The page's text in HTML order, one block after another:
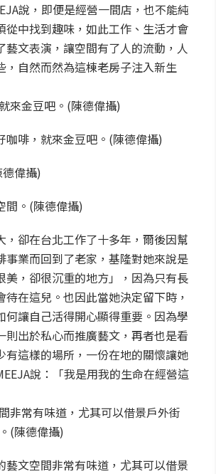
說，即便是經營一間店，也不能純
從中找到趣味，如此工作、生活才會
藝文表演，讓空間有了人的流動，人
，自然而然為這棟老房子注入新生
咖啡，就來金豆吧。(陳德偉攝)
間。(陳德偉攝)
，卻在台北工作了十多年，爾後因幫
事業而回到了老家，基隆對她來說是
美，卻很沉重的地方」，因為只有長
在這兒。也因此當她決定留下時，
何讓自己活得開心顯得重要。因為學
則出於私心而推廣藝文，再者也是看
有這樣的場所，一份在地的關懷讓她
說：「我是用我的生命在經營這
藝文空間非常有味道，尤其可以借景